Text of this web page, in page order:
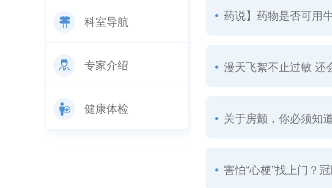
科室导航
专家介绍
健康体检
药说】药物是否可用
漫天飞絮不止过敏 还
关于房颤，你必须知
害怕“心梗”找上门？